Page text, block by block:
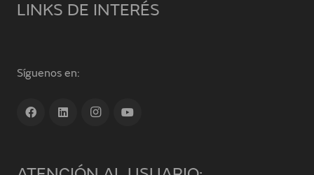
LINKS DE INTERÉS
Síguenos en: